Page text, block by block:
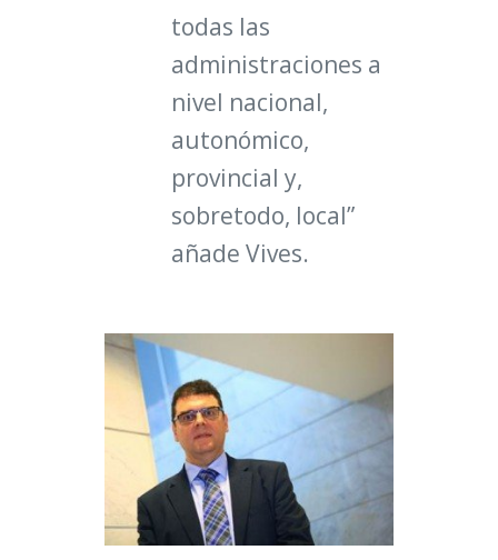
todas las
administraciones a
nivel nacional,
autonómico,
provincial y,
sobretodo, local”
añade Vives.